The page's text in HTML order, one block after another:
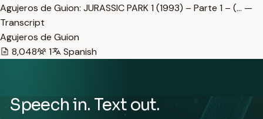
Agujeros de Guion: JURASSIC PARK 1 (1993) – Parte 1 – (… —
Transcript
Agujeros de Guion
8,048
1 Spanish
Speech in. Text out.